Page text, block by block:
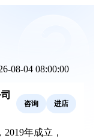
08-04 08:00:00
咨询 进店
年成立，